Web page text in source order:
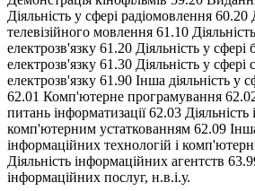
Діяльність у сфері радіомовлення 60.20
телевізійного мовлення 61.10
електрозв'язку 61.20 Діяльність у сфері
електрозв'язку 61.30 Діяльність у сфері
електрозв'язку 61.90 Інша діяльність у
62.01 Комп'ютерне програмування
питань інформатизації 62.03 Діяльність
комп'ютерним устаткованням 62.09 Інша
інформаційних технологій і
Діяльність інформаційних агентств
інформаційних послуг, н.в.і.у.